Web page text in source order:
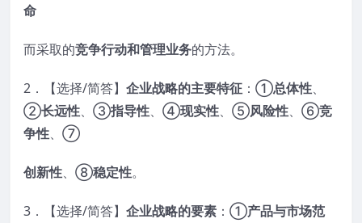
命
而采取的竞争行动和管理业务的方法。
2．【选择/简答】 企业战略的主要特征 ：①总体性、
②长远性、③指导性、④现实性、⑤风险性、⑥竞
争性、⑦
创新性、⑧稳定性。
3．【选择/简答】 企业战略的要素 ：①产品与市场范